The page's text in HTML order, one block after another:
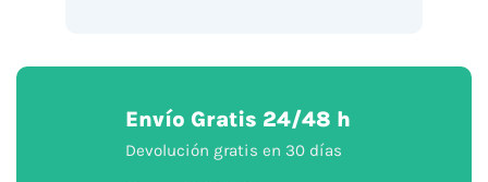
Envío Gratis 24/48 h
Devolución gratis en 30 días